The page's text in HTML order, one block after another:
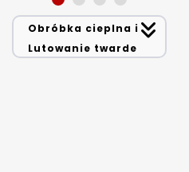
Obróbka cieplna i
Lutowanie twarde